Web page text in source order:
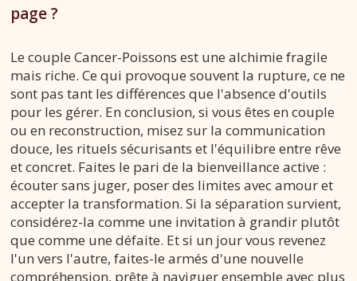
page ?
Le couple Cancer-Poissons est une alchimie fragile
mais riche. Ce qui provoque souvent la rupture, ce ne
sont pas tant les différences que l'absence d'outils
pour les gérer. En conclusion, si vous êtes en couple
ou en reconstruction, misez sur la communication
douce, les rituels sécurisants et l'équilibre entre rêve
et concret. Faites le pari de la bienveillance active :
écouter sans juger, poser des limites avec amour et
accepter la transformation. Si la séparation survient,
considérez-la comme une invitation à grandir plutôt
que comme une défaite. Et si un jour vous revenez
l'un vers l'autre, faites-le armés d'une nouvelle
compréhension, prête à naviguer ensemble avec plus